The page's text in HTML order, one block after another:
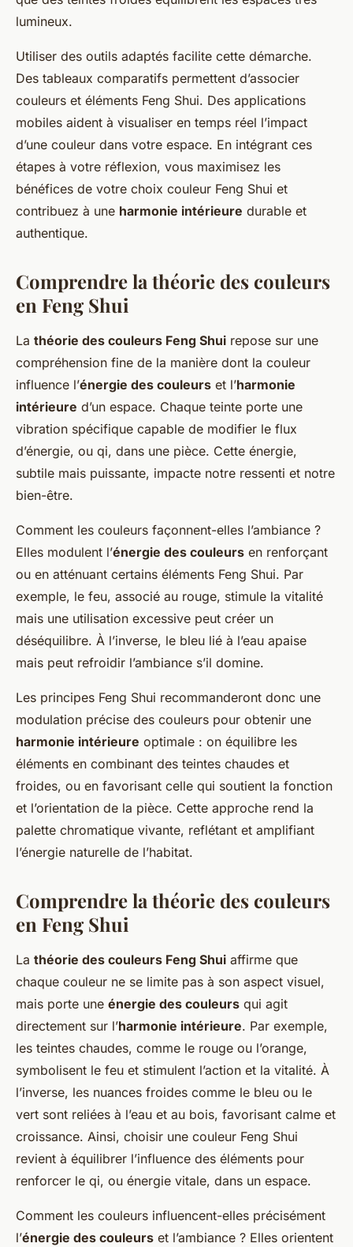
lumineux.
Utiliser des outils adaptés facilite cette démarche.
Des tableaux comparatifs permettent d’associer
couleurs et éléments Feng Shui. Des applications
mobiles aident à visualiser en temps réel l’impact
d’une couleur dans votre espace. En intégrant ces
étapes à votre réflexion, vous maximisez les
bénéfices de votre choix couleur Feng Shui et
contribuez à une harmonie intérieure durable et
authentique.
Comprendre la théorie des couleurs
en Feng Shui
La théorie des couleurs Feng Shui repose sur une
compréhension fine de la manière dont la couleur
influence l’énergie des couleurs et l’harmonie
intérieure d’un espace. Chaque teinte porte une
vibration spécifique capable de modifier le flux
d’énergie, ou qi, dans une pièce. Cette énergie,
subtile mais puissante, impacte notre ressenti et notre
bien-être.
Comment les couleurs façonnent-elles l’ambiance ?
Elles modulent l’énergie des couleurs en renforçant
ou en atténuant certains éléments Feng Shui. Par
exemple, le feu, associé au rouge, stimule la vitalité
mais une utilisation excessive peut créer un
déséquilibre. À l’inverse, le bleu lié à l’eau apaise
mais peut refroidir l’ambiance s’il domine.
Les principes Feng Shui recommanderont donc une
modulation précise des couleurs pour obtenir une
harmonie intérieure optimale : on équilibre les
éléments en combinant des teintes chaudes et
froides, ou en favorisant celle qui soutient la fonction
et l’orientation de la pièce. Cette approche rend la
palette chromatique vivante, reflétant et amplifiant
l’énergie naturelle de l’habitat.
Comprendre la théorie des couleurs
en Feng Shui
La théorie des couleurs Feng Shui affirme que
chaque couleur ne se limite pas à son aspect visuel,
mais porte une énergie des couleurs qui agit
directement sur l’harmonie intérieure. Par exemple,
les teintes chaudes, comme le rouge ou l’orange,
symbolisent le feu et stimulent l’action et la vitalité. À
l’inverse, les nuances froides comme le bleu ou le
vert sont reliées à l’eau et au bois, favorisant calme et
croissance. Ainsi, choisir une couleur Feng Shui
revient à équilibrer l’influence des éléments pour
renforcer le qi, ou énergie vitale, dans un espace.
Comment les couleurs influencent-elles précisément
l’énergie des couleurs et l’ambiance ? Elles orientent